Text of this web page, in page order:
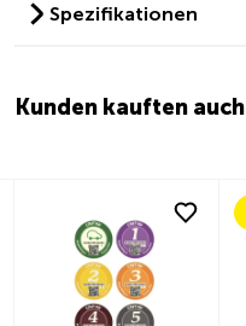
Spezifikationen
Kunden kauften auch